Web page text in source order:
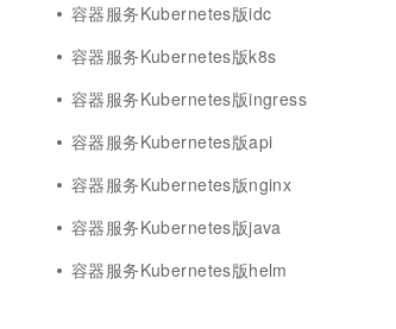
容器服务Kubernetes版idc
容器服务Kubernetes版k8s
容器服务Kubernetes版ingress
容器服务Kubernetes版api
容器服务Kubernetes版nginx
容器服务Kubernetes版java
容器服务Kubernetes版helm